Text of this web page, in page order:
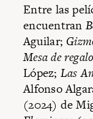
Entre las
encuentran
Aguilar;
Mesa de
López; Las
Alfonso
(2024) de